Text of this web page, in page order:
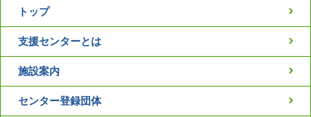
トップ
支援センターとは
施設案内
センター登録団体